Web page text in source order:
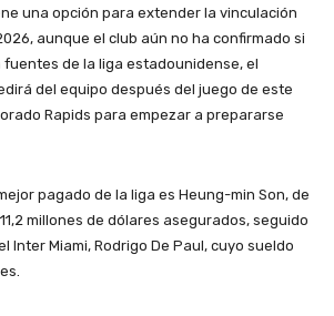
una opción para extender la vinculación
aunque el club aún no ha confirmado si
fuentes de la liga estadounidense, el
del equipo después del juego de este
Rapids para empezar a prepararse
pagado de la liga es Heung-min Son, de
millones de dólares asegurados, seguido
Inter Miami, Rodrigo De Paul, cuyo sueldo